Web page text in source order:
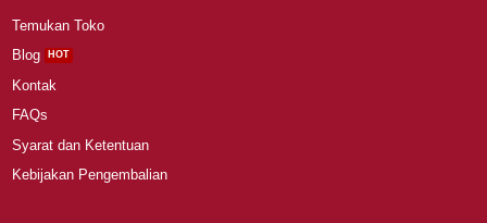
Temukan Toko
Blog
Kontak
FAQs
Syarat dan Ketentuan
Kebijakan Pengembalian